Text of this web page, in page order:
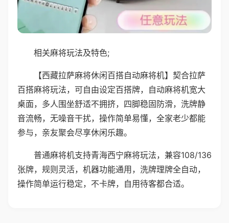
相关麻将玩法及特色;
【西藏拉萨麻将休闲百搭自动麻将机】契合拉萨
百搭麻将玩法，可自由设定百搭牌，自动麻将机宽大
桌面，多人围坐舒适不拥挤，四脚稳固防滑，洗牌静
音流畅，无噪音干扰，操作简单易懂，全家老少都能
参与，亲友聚会尽享休闲乐趣。
普通麻将机支持青海西宁麻将玩法，兼容108/136
张牌，规则灵活，机器功能通用，洗牌理牌全自动，
操作简单运行稳定，不卡牌，自用待客都合适。